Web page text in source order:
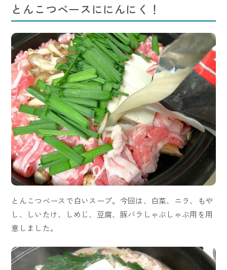
とんこつベースににんにく！
とんこつベースで白いスープ。今回は、白菜、ニラ、もや
し、しいたけ、しめじ、豆腐、豚バラしゃぶしゃぶ用を用
意しました。